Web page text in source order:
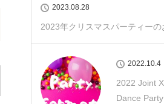
2023.08.28
2023年クリスマスパーティーの
2022.10.4
2022 Joint
Dance Party